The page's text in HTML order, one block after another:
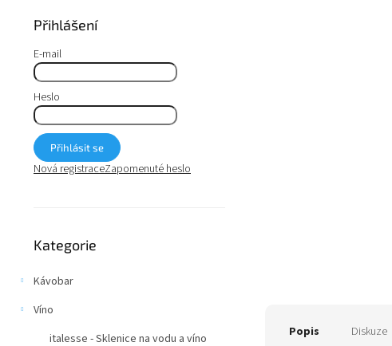
n
l
Přihlášení
E-mail
Heslo
Přihlásit se
Nová registraceZapomenuté heslo
kategorie
Kategorie
Kávobar
Víno
italesse - Sklenice na vodu a víno
Popis Diskuze